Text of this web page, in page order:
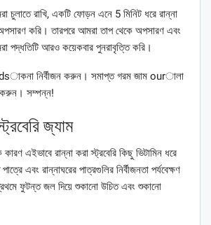
চুলাতে রাখি, একটি ফোড়ন এনে 5 মিনিট ধরে রান্না
করি। তারপরে আমরা তাপ থেকে অপসারণ এবং
পদ্ধতিটি আরও কয়েকবার পুনরাবৃত্তি করি।
নির্বীজন করুন। সমাপ্ত গরম জাম ourালা
সম্পন্ন!
জ্যাম
এইভাবে রান্না করা স্ট্রবেরি কিছু ভিটামিন ধরে
এবং রান্নাঘরের পাত্রগুলির নির্বীজনতা পর্যবেক্ষণ
ফুটন্ত জল দিয়ে শুকানো উচিত এবং শুকানো